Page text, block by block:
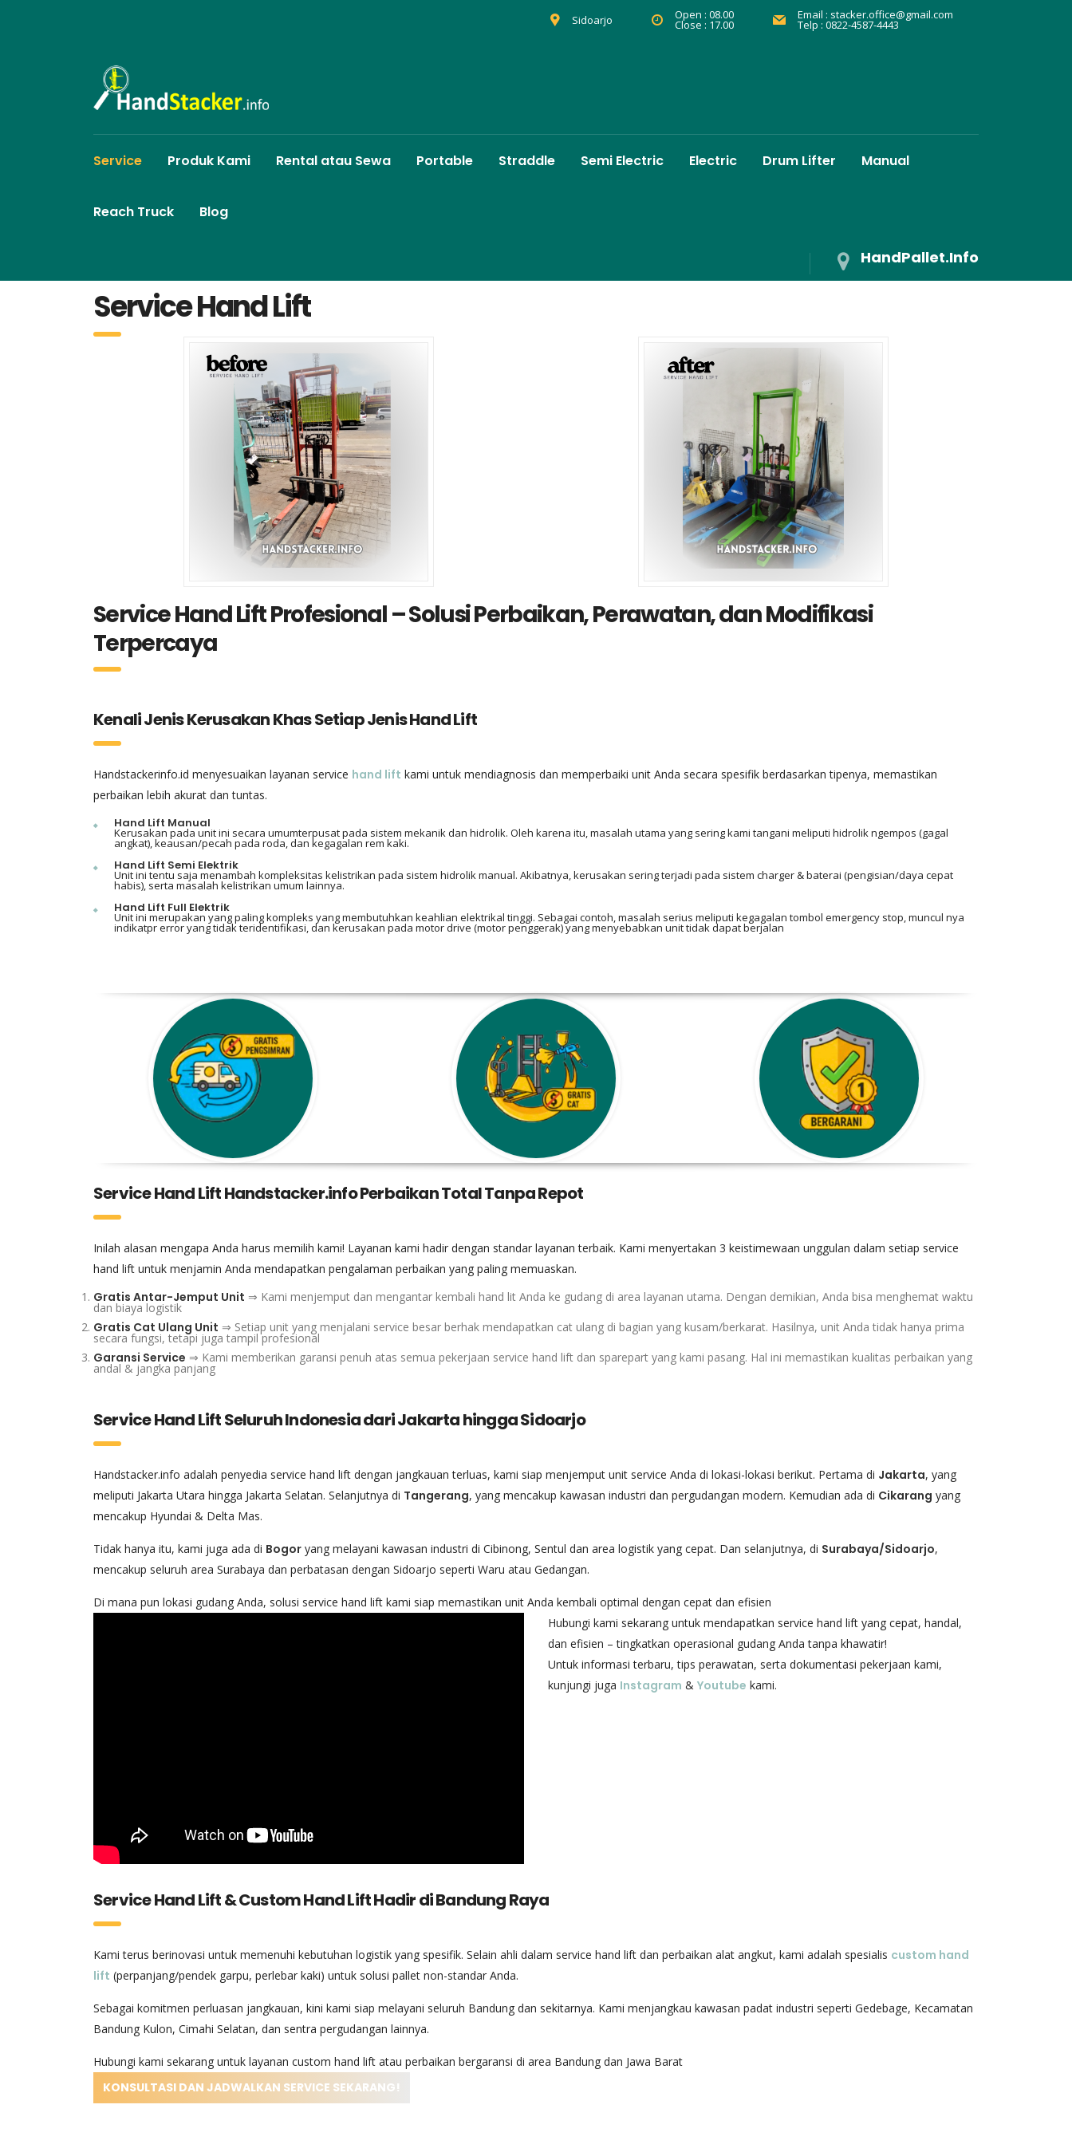
Sidoarjo Open : 08.00
Close : 17.00
Email : stacker.office@gmail.com
Telp : 0822-4587-4443
Service Produk Kami Rental atau Sewa Portable Straddle Semi Electric Electric Drum Lifter Manual
Reach Truck Blog
HandPallet.Info
Service Hand Lift
Service Hand Lift Profesional – Solusi Perbaikan, Perawatan, dan Modifikasi
Terpercaya
Kenali Jenis Kerusakan Khas Setiap Jenis Hand Lift
Handstackerinfo.id menyesuaikan layanan service hand lift kami untuk mendiagnosis dan memperbaiki unit Anda secara spesifik berdasarkan tipenya, memastikan
perbaikan lebih akurat dan tuntas.
Hand Lift Manual
Kerusakan pada unit ini secara umumterpusat pada sistem mekanik dan hidrolik. Oleh karena itu, masalah utama yang sering kami tangani meliputi hidrolik ngempos (gagal
angkat), keausan/pecah pada roda, dan kegagalan rem kaki.
Hand Lift Semi Elektrik
Unit ini tentu saja menambah kompleksitas kelistrikan pada sistem hidrolik manual. Akibatnya, kerusakan sering terjadi pada sistem charger & baterai (pengisian/daya cepat
habis), serta masalah kelistrikan umum lainnya.
Hand Lift Full Elektrik
Unit ini merupakan yang paling kompleks yang membutuhkan keahlian elektrikal tinggi. Sebagai contoh, masalah serius meliputi kegagalan tombol emergency stop, muncul nya
indikatpr error yang tidak teridentifikasi, dan kerusakan pada motor drive (motor penggerak) yang menyebabkan unit tidak dapat berjalan
Service Hand Lift Handstacker.info Perbaikan Total Tanpa Repot
Inilah alasan mengapa Anda harus memilih kami! Layanan kami hadir dengan standar layanan terbaik. Kami menyertakan 3 keistimewaan unggulan dalam setiap service
hand lift untuk menjamin Anda mendapatkan pengalaman perbaikan yang paling memuaskan.
Gratis Antar-Jemput Unit ⇒ Kami menjemput dan mengantar kembali hand lit Anda ke gudang di area layanan utama. Dengan demikian, Anda bisa menghemat waktu
dan biaya logistik
Gratis Cat Ulang Unit ⇒ Setiap unit yang menjalani service besar berhak mendapatkan cat ulang di bagian yang kusam/berkarat. Hasilnya, unit Anda tidak hanya prima
secara fungsi, tetapi juga tampil profesional
Garansi Service ⇒ Kami memberikan garansi penuh atas semua pekerjaan service hand lift dan sparepart yang kami pasang. Hal ini memastikan kualitas perbaikan yang
andal & jangka panjang
Service Hand Lift Seluruh Indonesia dari Jakarta hingga Sidoarjo
Handstacker.info adalah penyedia service hand lift dengan jangkauan terluas, kami siap menjemput unit service Anda di lokasi-lokasi berikut. Pertama di Jakarta, yang
meliputi Jakarta Utara hingga Jakarta Selatan. Selanjutnya di Tangerang, yang mencakup kawasan industri dan pergudangan modern. Kemudian ada di Cikarang yang
mencakup Hyundai & Delta Mas.
Tidak hanya itu, kami juga ada di Bogor yang melayani kawasan industri di Cibinong, Sentul dan area logistik yang cepat. Dan selanjutnya, di Surabaya/Sidoarjo,
mencakup seluruh area Surabaya dan perbatasan dengan Sidoarjo seperti Waru atau Gedangan.
Di mana pun lokasi gudang Anda, solusi service hand lift kami siap memastikan unit Anda kembali optimal dengan cepat dan efisien
Hubungi kami sekarang untuk mendapatkan service hand lift yang cepat, handal,
dan efisien – tingkatkan operasional gudang Anda tanpa khawatir!
Untuk informasi terbaru, tips perawatan, serta dokumentasi pekerjaan kami,
kunjungi juga Instagram & Youtube kami.
Service Hand Lift & Custom Hand Lift Hadir di Bandung Raya
Kami terus berinovasi untuk memenuhi kebutuhan logistik yang spesifik. Selain ahli dalam service hand lift dan perbaikan alat angkut, kami adalah spesialis custom hand
lift (perpanjang/pendek garpu, perlebar kaki) untuk solusi pallet non-standar Anda.
Sebagai komitmen perluasan jangkauan, kini kami siap melayani seluruh Bandung dan sekitarnya. Kami menjangkau kawasan padat industri seperti Gedebage, Kecamatan
Bandung Kulon, Cimahi Selatan, dan sentra pergudangan lainnya.
Hubungi kami sekarang untuk layanan custom hand lift atau perbaikan bergaransi di area Bandung dan Jawa Barat
KONSULTASI DAN JADWALKAN SERVICE SEKARANG!